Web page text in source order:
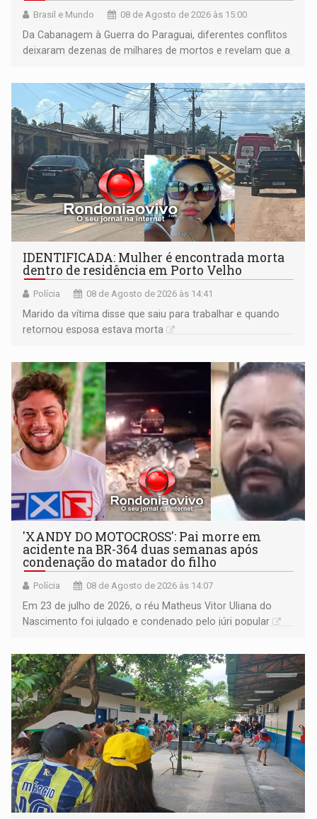
Brasil e Mundo 08 de Agosto de 2026 às 15:00
Da Cabanagem à Guerra do Paraguai, diferentes conflitos
deixaram dezenas de milhares de mortos e revelam que a
territoriais e sociais
IDENTIFICADA: Mulher é encontrada morta
dentro de residência em Porto Velho
Polícia 08 de Agosto de 2026 às 14:41
Marido da vítima disse que saiu para trabalhar e quando
retornou esposa estava morta
'XANDY DO MOTOCROSS': Pai morre em
acidente na BR-364 duas semanas após
condenação do matador do filho
Polícia 08 de Agosto de 2026 às 14:07
Em 23 de julho de 2026, o réu Matheus Vitor Uliana do
Nascimento foi julgado e condenado pelo júri popular